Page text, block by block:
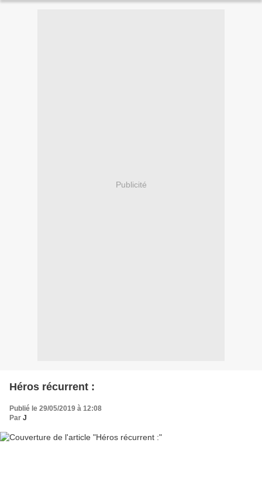
Publicité
Héros récurrent :
Publié le 29/05/2019 à 12:08
Par J